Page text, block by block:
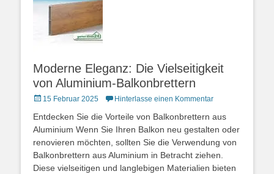
Moderne Eleganz: Die Vielseitigkeit
von Aluminium-Balkonbrettern
Posted
15 Februar 2025 Hinterlasse einen Kommentar
Entdecken Sie die Vorteile von Balkonbrettern aus
Aluminium Wenn Sie Ihren Balkon neu gestalten oder
renovieren möchten, sollten Sie die Verwendung von
Balkonbrettern aus Aluminium in Betracht ziehen.
Diese vielseitigen und langlebigen Materialien bieten